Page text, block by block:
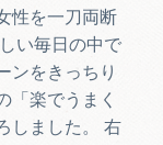
性を一刀両断
い毎日の中で
ンをきっちり
「楽でうまく
しました。 右